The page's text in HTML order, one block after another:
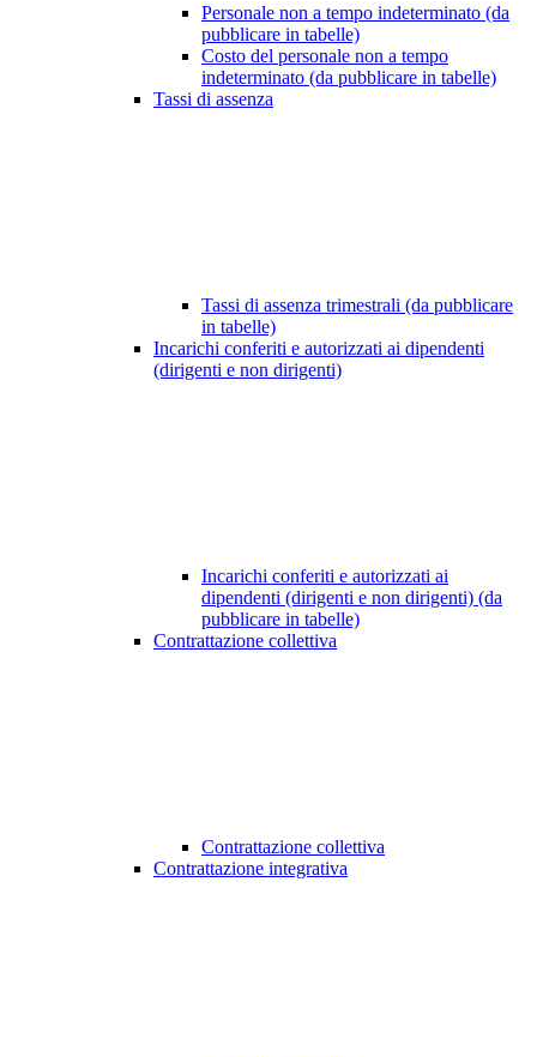
Personale non a tempo indeterminato (da
pubblicare in tabelle)
Costo del personale non a tempo
indeterminato (da pubblicare in tabelle)
Tassi di assenza
Tassi di assenza trimestrali (da pubblicare
in tabelle)
Incarichi conferiti e autorizzati ai dipendenti
(dirigenti e non dirigenti)
Incarichi conferiti e autorizzati ai
dipendenti (dirigenti e non dirigenti) (da
pubblicare in tabelle)
Contrattazione collettiva
Contrattazione collettiva
Contrattazione integrativa